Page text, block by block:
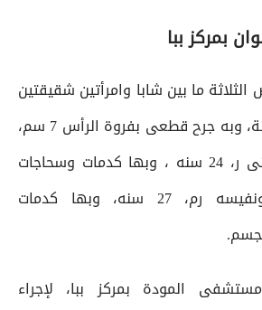
بمركز ببا
ما بين شابا وامرأتين شقيقتين
وهم: أحمد ع، 22 سنة، وبه جرح قطعى بفروة الرأس 7 سم،
وكدمات بالوجه، ولبنى ر، 24 سنه ، وبها كدمات وسحاجات
متفرقه بالجسم، ونفيسه رم، 27 سنه، وبها كدمات
المودة بمركز ببا، لإجراء